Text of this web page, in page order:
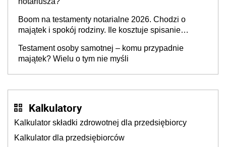
Boom na testamenty notarialne 2026. Chodzi o
majątek i spokój rodziny. Ile kosztuje spisanie
Testament osoby samotnej – komu przypadnie
majątek? Wielu o tym nie myśli
Kalkulatory
Kalkulator składki zdrowotnej dla przedsiębiorcy
Kalkulator dla przedsiębiorców